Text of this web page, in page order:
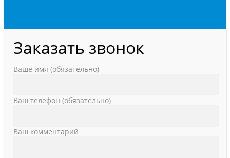
Заказать звонок
Ваше имя (обязательно)
Ваш телефон (обязательно)
Ваш комментарий